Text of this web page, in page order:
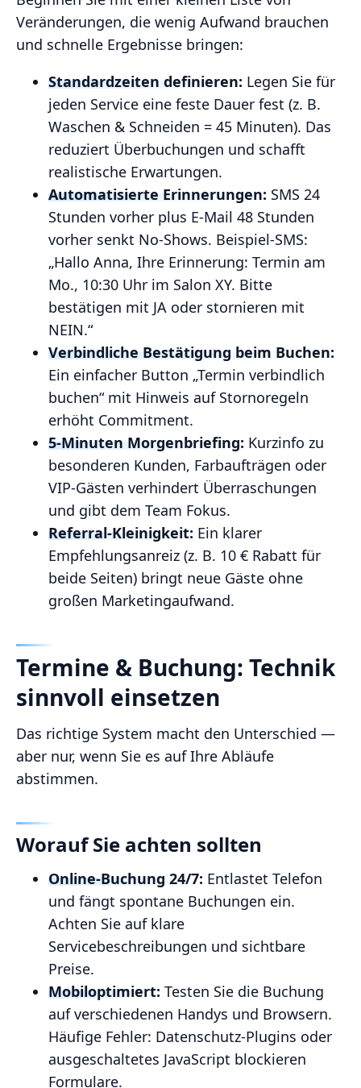
Veränderungen, die wenig Aufwand brauchen
und schnelle Ergebnisse bringen:
Standardzeiten definieren: Legen Sie für
jeden Service eine feste Dauer fest (z. B.
Waschen & Schneiden = 45 Minuten). Das
reduziert Überbuchungen und schafft
realistische Erwartungen.
Automatisierte Erinnerungen: SMS 24
Stunden vorher plus E‑Mail 48 Stunden
vorher senkt No‑Shows. Beispiel-SMS:
„Hallo Anna, Ihre Erinnerung: Termin am
Mo., 10:30 Uhr im Salon XY. Bitte
bestätigen mit JA oder stornieren mit
NEIN.“
Verbindliche Bestätigung beim Buchen:
Ein einfacher Button „Termin verbindlich
buchen“ mit Hinweis auf Stornoregeln
erhöht Commitment.
5‑Minuten Morgenbriefing: Kurzinfo zu
besonderen Kunden, Farbaufträgen oder
VIP-Gästen verhindert Überraschungen
und gibt dem Team Fokus.
Referral‑Kleinigkeit: Ein klarer
Empfehlungsanreiz (z. B. 10 € Rabatt für
beide Seiten) bringt neue Gäste ohne
großen Marketingaufwand.
Termine & Buchung: Technik
sinnvoll einsetzen
Das richtige System macht den Unterschied —
aber nur, wenn Sie es auf Ihre Abläufe
abstimmen.
Worauf Sie achten sollten
Online‑Buchung 24/7: Entlastet Telefon
und fängt spontane Buchungen ein.
Achten Sie auf klare
Servicebeschreibungen und sichtbare
Preise.
Mobiloptimiert: Testen Sie die Buchung
auf verschiedenen Handys und Browsern.
Häufige Fehler: Datenschutz‑Plugins oder
ausgeschaltetes JavaScript blockieren
Formulare.